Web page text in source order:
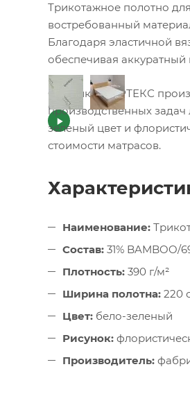
Трикотажное полотно
востребованный
Благодаря эластичной
обеспечивая
Фабрика ФОРТЕКС
производственных
зеленый цвет и
стоимости матрасов.
Наименование:
Состав: 31% BAMBOO/
Плотность: 390 г/м²
Ширина полотна: 220
Цвет: бело-зеленый
Рисунок:
Производитель: